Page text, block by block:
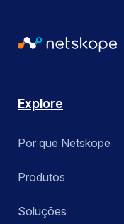
Explore
Por que Netskope
Produtos
Soluções